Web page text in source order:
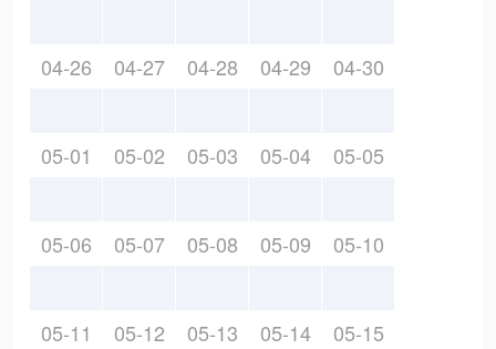
04-26 04-27 04-28 04-29 04-30
05-01 05-02 05-03 05-04 05-05
05-06 05-07 05-08 05-09 05-10
05-11 05-12 05-13 05-14 05-15